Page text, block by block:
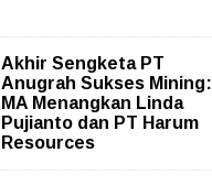
Akhir Sengketa PT
Anugrah Sukses Mining:
MA Menangkan Linda
Pujianto dan PT Harum
Resources